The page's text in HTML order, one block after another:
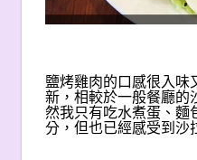
鹽烤雞肉的口感很入味
新，相較於一般餐廳的
然我只有吃水煮蛋、麵
分，但也已經感受到沙